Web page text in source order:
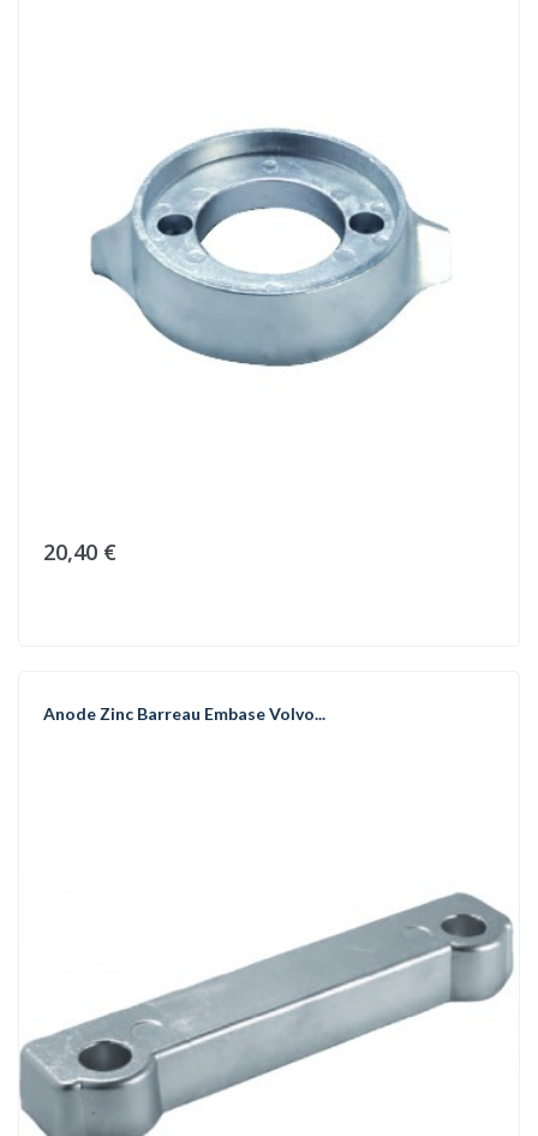
20,40 €
Anode Zinc Barreau Embase Volvo...